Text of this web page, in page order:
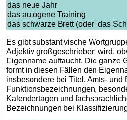
das neue Jahr
das autogene Training
das schwarze Brett (oder: das
Es gibt substantivische
Adjektiv großgeschrieben wird,
Eigenname auftaucht. Die ganze
formt in diesen Fällen den
insbesondere bei Titel, Amts- und
Funktionsbezeichnungen,
Kalendertagen und
Bezeichnungen bei